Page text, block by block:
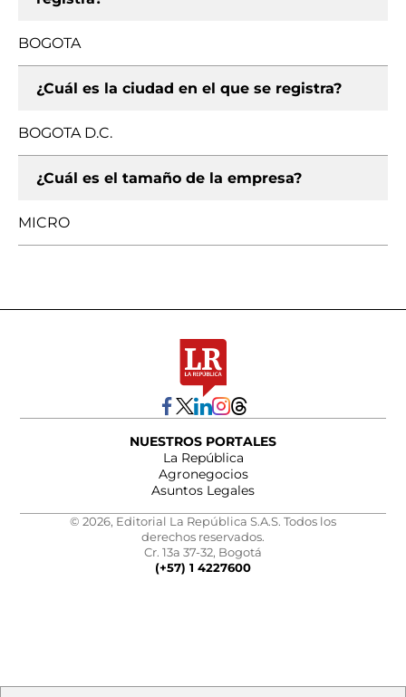
BOGOTA
¿Cuál es la ciudad en el que se registra?
BOGOTA D.C.
¿Cuál es el tamaño de la empresa?
MICRO
NUESTROS PORTALES
La República
Agronegocios
Asuntos Legales
© 2026, Editorial La República S.A.S. Todos los
derechos reservados.
Cr. 13a 37-32, Bogotá
(+57) 1 4227600